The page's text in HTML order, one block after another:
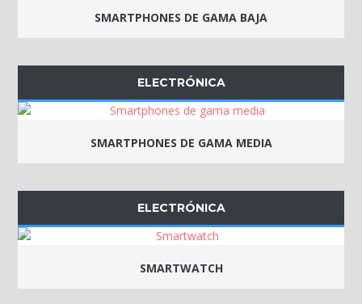
SMARTPHONES DE GAMA BAJA
ELECTRÓNICA
SMARTPHONES DE GAMA MEDIA
ELECTRÓNICA
SMARTWATCH